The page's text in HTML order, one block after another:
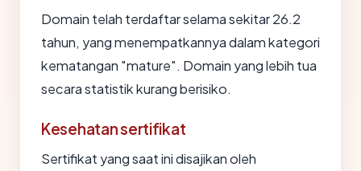
Domain telah terdaftar selama sekitar 26.2
tahun, yang menempatkannya dalam kategori
kematangan "mature". Domain yang lebih tua
secara statistik kurang berisiko.
Kesehatan sertifikat
Sertifikat yang saat ini disajikan oleh